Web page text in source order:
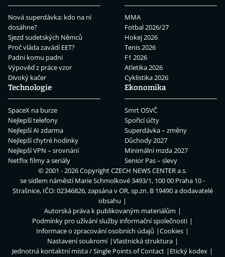
Nová superdávka: kdo na ní
dosáhne?
Sjezd sudetských Němců
Proč vláda zavádí EET?
Padni komu padni
Výpověď z práce vzor
Divoký kačer
MMA
Fotbal 2026/27
Hokej 2026
Tenis 2026
F1 2026
Atletika 2026
Cyklistika 2026
Technologie
SpaceX na burze
Nejlepší telefony
Nejlepší AI zdarma
Nejlepší chytré hodinky
Nejlepší VPN – srovnání
Netflix filmy a seriály
Ekonomika
Smrt OSVČ
Spořicí účty
Superdávka – změny
Důchody 2027
Minimální mzda 2027
Senior Pas – slevy
© 2001 - 2026 CopyrightCZECH NEWS CENTER a.s.
se sídlem náměstí Marie Schmolkové 3493/1, 100 00 Praha 10 -
Strašnice, IČO: 02346826, zapsána v OR, sp.zn. B 19490 a dodavatelé
obsahu
Autorská práva k publikovaným materiálům
Podmínky pro užívání služby informační společnosti
Informace o zpracování osobních údajů
Cookies
Nastavení soukromí
Vlastnická struktura
Jednotná kontaktní místa / Single Points of Contact
Etický kodex